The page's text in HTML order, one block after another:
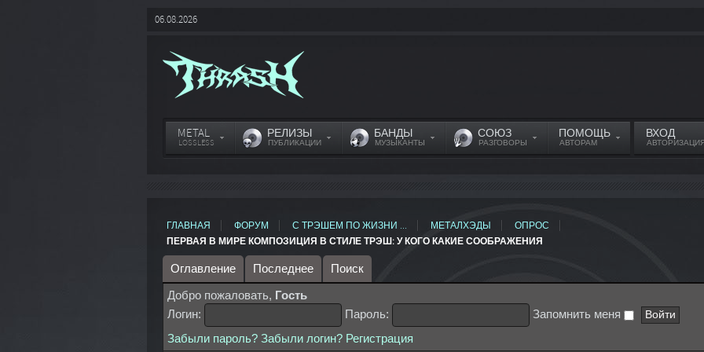
06.08.2026
METAL
LOSSLESS
РЕЛИЗЫ
ПУБЛИКАЦИИ
БАНДЫ
МУЗЫКАНТЫ
СОЮЗ
РАЗГОВОРЫ
ПОМОЩЬ
АВТОРАМ
ВХОД
ГЛАВНАЯ ФОРУМ С ТРЭШЕМ ПО ЖИЗНИ ... МЕТАЛХЭДЫ
ОПРОС
ПЕРВАЯ В МИРЕ КОМПОЗИЦИЯ В СТИЛЕ ТРЭШ: У КОГО КАКИЕ СООБРАЖЕНИЯ
Оглавление Последнее
Поиск
Добро пожаловать, Гость
Логин:
Пароль:
Запомнить меня
Забыли пароль? Забыли логин? Регистрация